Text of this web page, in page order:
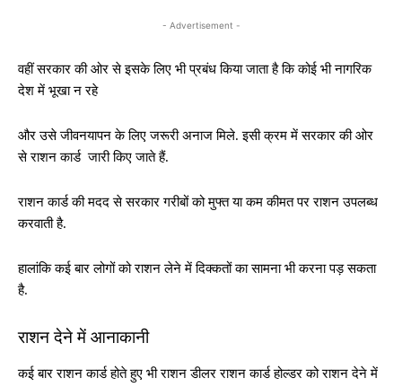
- Advertisement -
वहीं सरकार की ओर से इसके लिए भी प्रबंध किया जाता है कि कोई भी नागरिक
देश में भूखा न रहे
और उसे जीवनयापन के लिए जरूरी अनाज मिले. इसी क्रम में सरकार की ओर
से राशन कार्ड जारी किए जाते हैं.
राशन कार्ड की मदद से सरकार गरीबों को मुफ्त या कम कीमत पर राशन उपलब्ध
करवाती है.
हालांकि कई बार लोगों को राशन लेने में दिक्कतों का सामना भी करना पड़ सकता
है.
राशन देने में आनाकानी
कई बार राशन कार्ड होते हुए भी राशन डीलर राशन कार्ड होल्डर को राशन देने में